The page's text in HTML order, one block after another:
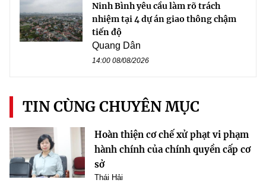
Ninh Bình yêu cầu làm rõ trách
nhiệm tại 4 dự án giao thông chậm
tiến độ
Quang Dân
14:00 08/08/2026
TIN CÙNG CHUYÊN MỤC
Hoàn thiện cơ chế xử phạt vi phạm
hành chính của chính quyền cấp cơ
sở
Thái Hải